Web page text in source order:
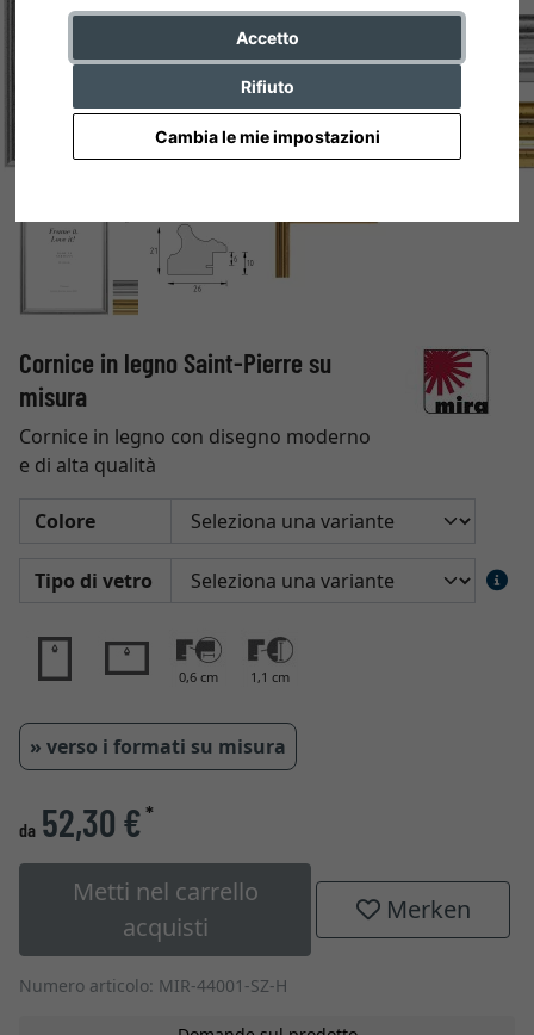
Accetto
Rifiuto
Cambia le mie impostazioni
Cornice in legno Saint-Pierre su
misura
Cornice in legno con disegno moderno
e di alta qualità
Colore
Tipo di vetro
0,6 cm 1,1 cm
» verso i formati su misura
da 52,30 €*
Metti nel carrello
acquisti
Merken
Numero articolo: MIR-44001-SZ-H